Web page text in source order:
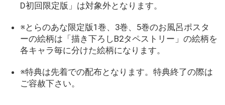
D初回限定版」は対象外となります。
※とらのあな限定版1巻、3巻、5巻のお風呂ポスタ
ーの絵柄は「描き下ろしB2タペストリー」の絵柄を
各キャラ毎に分けた絵柄になります。
※特典は先着での配布となります。特典終了の際は
ご容赦下さい。